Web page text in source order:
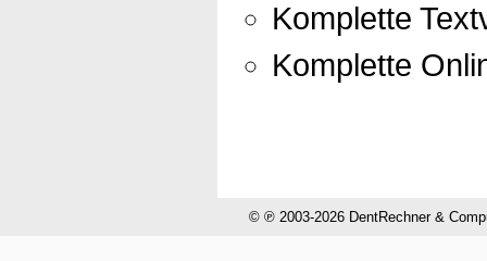
Komplette
Komplette
© ℗ 2003-2026 DentRechner &